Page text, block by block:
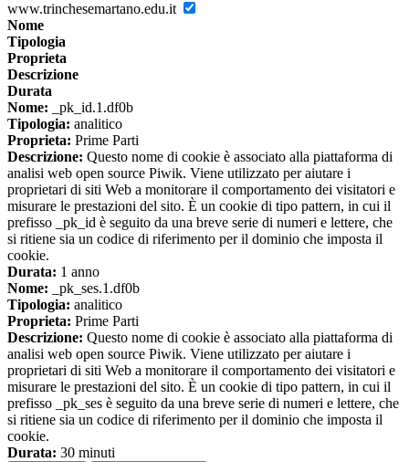
www.trinchesemartano.edu.it
Nome
Tipologia
Proprieta
Descrizione
Durata
Nome: _pk_id.1.df0b
Tipologia: analitico
Proprieta: Prime Parti
Descrizione: Questo nome di cookie è associato alla piattaforma di
analisi web open source Piwik. Viene utilizzato per aiutare i
proprietari di siti Web a monitorare il comportamento dei visitatori e
misurare le prestazioni del sito. È un cookie di tipo pattern, in cui il
prefisso _pk_id è seguito da una breve serie di numeri e lettere, che
si ritiene sia un codice di riferimento per il dominio che imposta il
cookie.
Durata: 1 anno
Nome: _pk_ses.1.df0b
Tipologia: analitico
Proprieta: Prime Parti
Descrizione: Questo nome di cookie è associato alla piattaforma di
analisi web open source Piwik. Viene utilizzato per aiutare i
proprietari di siti Web a monitorare il comportamento dei visitatori e
misurare le prestazioni del sito. È un cookie di tipo pattern, in cui il
prefisso _pk_ses è seguito da una breve serie di numeri e lettere, che
si ritiene sia un codice di riferimento per il dominio che imposta il
cookie.
Durata: 30 minuti